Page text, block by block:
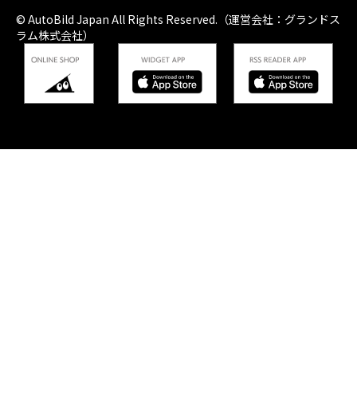
© AutoBild Japan All Rights Reserved.（運営会社：グランドス
ラム株式会社）